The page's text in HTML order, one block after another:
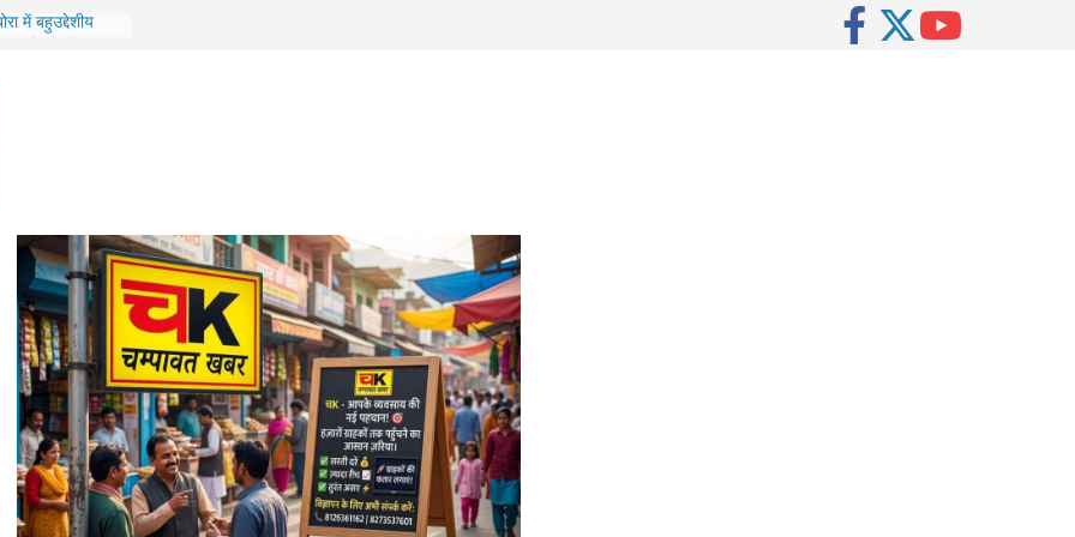
में बहुउद्देशीय
महिलाओं का हुआ है
सीएम करेंगे
में गिरी शिक्षकों
के लिए होगा भव्य
अंतिम चरण में